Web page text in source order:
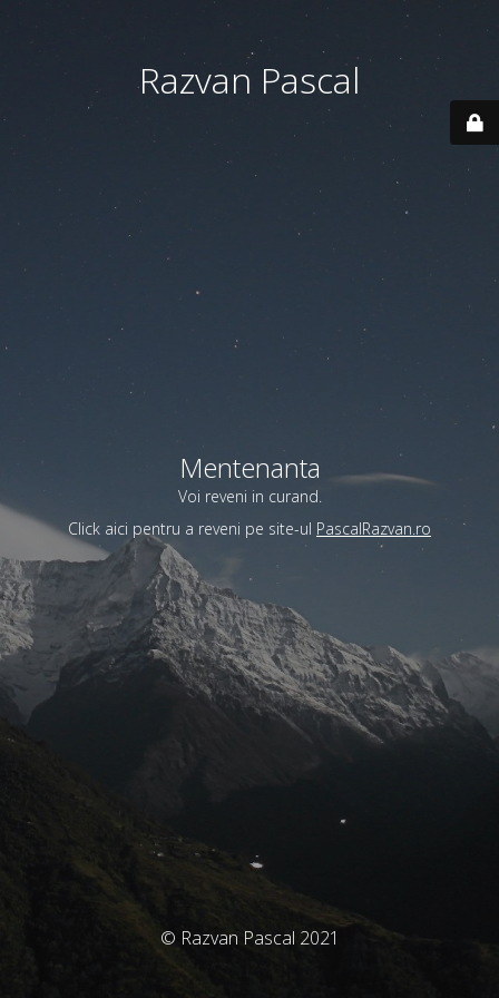
Razvan Pascal
Mentenanta
Voi reveni in curand.
Click aici pentru a reveni pe site-ul PascalRazvan.ro
© Razvan Pascal 2021